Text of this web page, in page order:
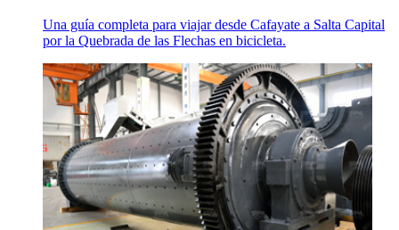
Una guía completa para viajar desde Cafayate a Salta Capital
por la Quebrada de las Flechas en bicicleta.